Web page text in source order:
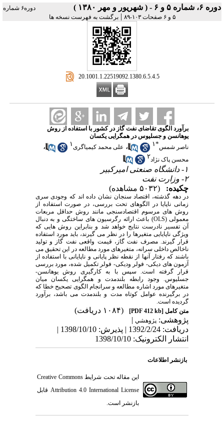
دوره ۶، شماره ۵ و ۶ - ( شهريور و مهر ۱۳۸۰ )
دوره۶ شماره
۵ و ۶ صفحات ۱۰۳-۸۹
|برگشت به فهرست نسخه ها
‎ 20.1001.1.22519092.1380.6.5.4.5
برآورد الگوی تقاضای نفت گاز در کشور با استفاده از روش
یوهانسن و جسلیوس در همگرایی یکسان
ناصر شمس*۱ ، علی محمد کیمیاگری۱ ،
محسن پاک نژاد۲
۱- دانشگاه صنعتی امیرکبیر
۲- وزارت نفت
چکیده:
(۵۰۳۲ مشاهده)
در دهه گذشته، اقتصاد سنجان نشان داده اند که وجودی سری
زمانی ناپایا در الگوهای تحت بررسی، در صورت استفاده از
روش های مرسوم اقتصادسنجی مانند روش حداقل مربعات
معمولی (OLS) باعث ارائه رگرسیون های ساختگی و به دنبال
آن تفسیر نادرست نتایج خواهد شد و بنابراین روش هایی که
ویژگی ناپایایی متغیرها را در نظر می گیرند، باید مورد استفاده
قرار گیرند. مصرف نفت گاز، قیمت واقعی نفت گاز و تولید
ناخالص داخلی سرانه، متغیرهای مورد مطالعه در این تحقیق می
باشند که رفتار آنها از نقطه نظر پایانی و ناپایانی با استفاده از
آزمون های دیکی- فولر ودیکی- فولر تکمیل شده، مورد بررسی
قرار گرفته است. سپس با به کارگیری روش یوهانسن-
جسلیوس. وجود رابطه بلندمدت و همگرایی یکسان میان
متغیرهای مورد اشاره مطالعه و سرانجام الگوی تصحیح خطا که
در برگیرنده عوامل کوتاه مدت و بلندمدت می باشد، برآورد
گردیده است.
متن کامل[PDF 412 kb]
(۱۰۸۴ دریافت)
پژوهشی: پژوهشي|
دریافت: 1392/2/24 | پذیرش: 1398/10/10 |
انتشار الکترونیک: 1398/10/10
بازنشر اطلاعات
این مقاله تحت شرایطCreative Commons
Attribution 4.0 International License قابل
بازنشر است.